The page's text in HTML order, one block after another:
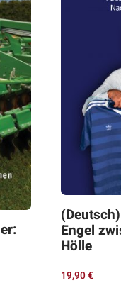
Engel
Hölle
19,90 €